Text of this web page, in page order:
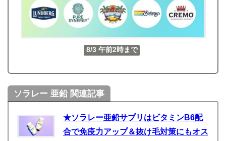
8/3 午前2時まで
ソラレー 亜鉛 関連記事
★ソラレー亜鉛サプリはビタミンB6配
合で免疫力アップ＆抜け毛対策にもオス